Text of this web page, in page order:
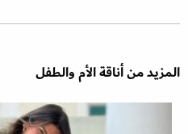
المزيد من أناقة الأم والطفل